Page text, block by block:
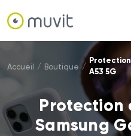
Accueil / Boutique /
A53 5G
Protection
Samsung